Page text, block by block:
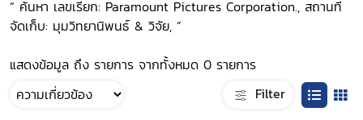
“ ค้นหา เลขเรียก: Paramount Pictures Corporation., สถานที่
จัดเก็บ: มุมวิทยานิพนธ์ & วิจัย, ”
แสดงข้อมูล ถึง รายการ จากทั้งหมด 0 รายการ
Filter